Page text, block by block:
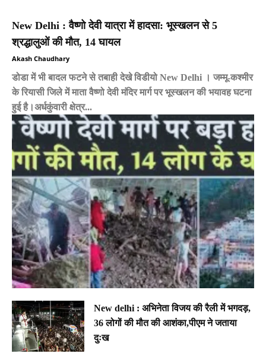
New Delhi : वैष्णो देवी यात्रा में हादसा: भूस्खलन से 5
श्रद्धालुओं की मौत, 14 घायल
Akash Chaudhary
डोडा में भी बादल फटने से तबाही देखे विडीयो New Delhi । जम्मू-कश्मीर
के रियासी जिले में माता वैष्णो देवी मंदिर मार्ग पर भूस्खलन की भयावह घटना
हुई है।अर्धकुंवारी क्षेत्र...
New delhi : अभिनेता विजय की रैली में भगदड़,
36 लोगों की मौत की आशंका,पीएम ने जताया
दुःख